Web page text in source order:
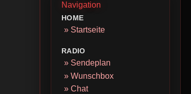
Navigation
HOME
» Startseite
RADIO
» Sendeplan
» Wunschbox
» Chat